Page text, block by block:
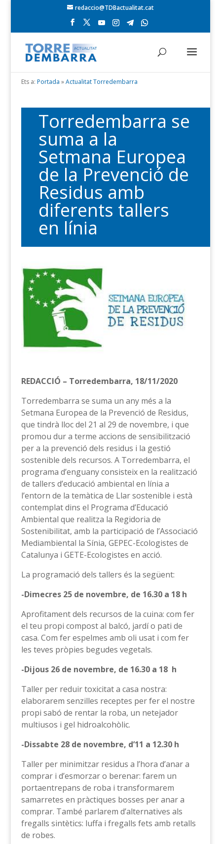
redaccio@TDBactualitat.cat
Ets a: Portada »Actualitat Torredembarra
Torredembarra se
suma a la
Setmana Europea
de la Prevenció de
Residus amb
diferents tallers
en línia
REDACCIÓ – Torredembarra, 18/11/2020
Torredembarra se suma un any més a la
Setmana Europea de la Prevenció de Residus,
que tindrà lloc del 21 al 29 de novembre, i que
promou dur a terme accions de sensibilització
per a la prevenció dels residus i la gestió
sostenible dels recursos. A Torredembarra, el
programa d’enguany consisteix en la realització
de tallers d’educació ambiental en línia a
l’entorn de la temàtica de Llar sostenible i està
contemplat dins el Programa d’Educació
Ambiental que realitza la Regidoria de
Sostenibilitat, amb la participació de l’Associació
Mediambiental la Sínia, GEPEC-Ecologistes de
Catalunya i GETE-Ecologistes en acció.
La programació dels tallers és la següent:
-Dimecres 25 de novembre, de 16.30 a 18 h
Aprofitament dels recursos de la cuina: com fer
el teu propi compost al balcó, jardí o pati de
casa. Com fer espelmes amb oli usat i com fer
les teves pròpies begudes vegetals.
-Dijous 26 de novembre, de 16.30 a 18 h
Taller per reduir toxicitat a casa nostra:
elaborarem senzilles receptes per fer el nostre
propi sabó de rentar la roba, un netejador
multiusos i gel hidroalcohòlic.
-Dissabte 28 de novembre, d’11 a 12.30 h
Taller per minimitzar residus a l’hora d’anar a
comprar i d’esmorzar o berenar: farem un
portaentrepans de roba i transformarem
samarretes en pràctiques bosses per anar a
comprar. També parlarem d’alternatives als
fregalls sintètics: luffa i fregalls fets amb retalls
de robes.